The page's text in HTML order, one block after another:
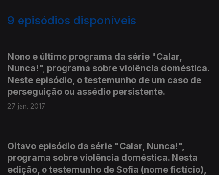
9 episódios disponíveis
Nono e último programa da série "Calar,
Nunca!", programa sobre violência doméstica.
Neste episódio, o testemunho de um caso de
perseguição ou assédio persistente.
27 jan. 2017
Oitavo episódio da série "Calar, Nunca!",
programa sobre violência doméstica. Nesta
edição, o testemunho de Sofia (nome fictício),